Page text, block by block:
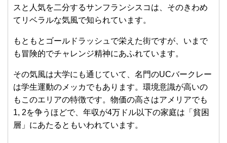
スと人気を二分するサンフランシスコは、そのきわめ
てリベラルな気風で知られています。
もともとゴールドラッシュで栄えた街ですが、いまで
も冒険的でチャレンジ精神にあふれています。
その気風は大学にも通じていて、名門のUCバークレー
は学生運動のメッカでもあります。環境意識が高いの
もこのエリアの特徴です。物価の高さはアメリアでも
1, 2を争うほどで、年収が4万ドル以下の家庭は「貧困
層」にあたるともいわれています。